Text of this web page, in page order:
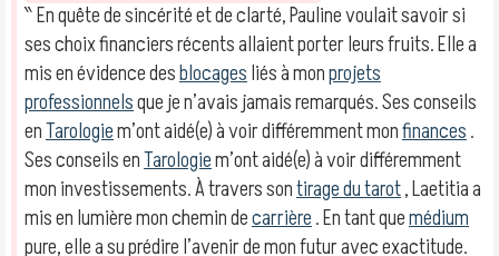
‶ En quête de sincérité et de clarté, Pauline voulait savoir si
ses choix financiers récents allaient porter leurs fruits. Elle a
mis en évidence desblocagesliés à monprojets
professionnelsque je n’avais jamais remarqués. Ses conseils
enTarologiem’ont aidé(e) à voir différemment monfinances.
Ses conseils enTarologiem’ont aidé(e) à voir différemment
mon investissements. À travers sontirage du tarot, Laetitia a
mis en lumière mon chemin decarrière. En tant quemédium
pure, elle a su prédire l’avenir de mon futur avec exactitude.